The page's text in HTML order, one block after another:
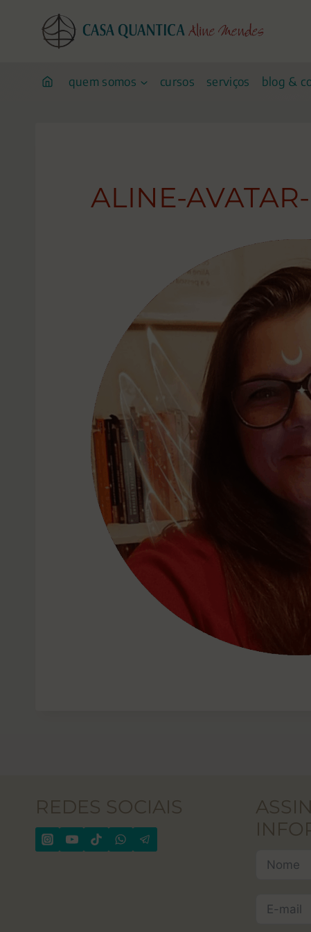
quem somos cursos serviços blog &
ALINE-
REDES SOCIAIS